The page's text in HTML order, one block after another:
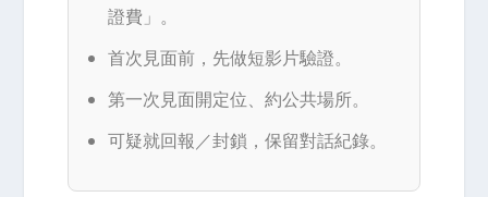
證費」。
首次見面前，先做短影片驗證。
第一次見面開定位、約公共場所。
可疑就回報／封鎖，保留對話紀錄。